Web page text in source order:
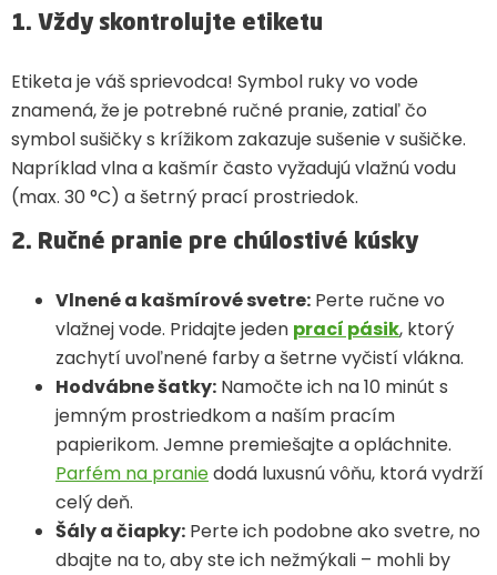
1. Vždy skontrolujte etiketu
Etiketa je váš sprievodca! Symbol ruky vo vode
znamená, že je potrebné ručné pranie, zatiaľ čo
symbol sušičky s krížikom zakazuje sušenie v sušičke.
Napríklad vlna a kašmír často vyžadujú vlažnú vodu
(max. 30 °C) a šetrný prací prostriedok.
2. Ručné pranie pre chúlostivé kúsky
Vlnené a kašmírové svetre: Perte ručne vo
vlažnej vode. Pridajte jeden prací pásik, ktorý
zachytí uvoľnené farby a šetrne vyčistí vlákna.
Hodvábne šatky: Namočte ich na 10 minút s
jemným prostriedkom a naším pracím
papierikom. Jemne premiešajte a opláchnite.
Parfém na praniedodá luxusnú vôňu, ktorá vydrží
celý deň.
Šály a čiapky: Perte ich podobne ako svetre, no
dbajte na to, aby ste ich nežmýkali – mohli by